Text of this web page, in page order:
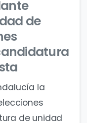
de
la
de unidad